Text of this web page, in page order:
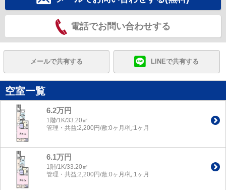
電話でお問い合わせする
メールで共有する LINEで共有する
空室一覧
6.2万円
1階/1K/33.20㎡
管理・共益:2,200円/敷:0ヶ月/礼:1ヶ月
6.1万円
1階/1K/33.20㎡
管理・共益:2,200円/敷:0ヶ月/礼:1ヶ月